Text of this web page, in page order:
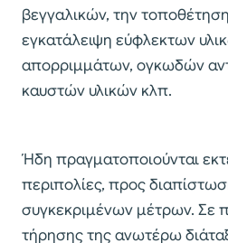
βεγγαλικών, την
εγκατάλειψη εύφλεκτων
απορριμμάτων, ογκωδών
καυστών υλικών κλπ.
Ήδη πραγματοποιούνται
περιπολίες, προς
συγκεκριμένων μέτρων. Σε
τήρησης της ανωτέρω